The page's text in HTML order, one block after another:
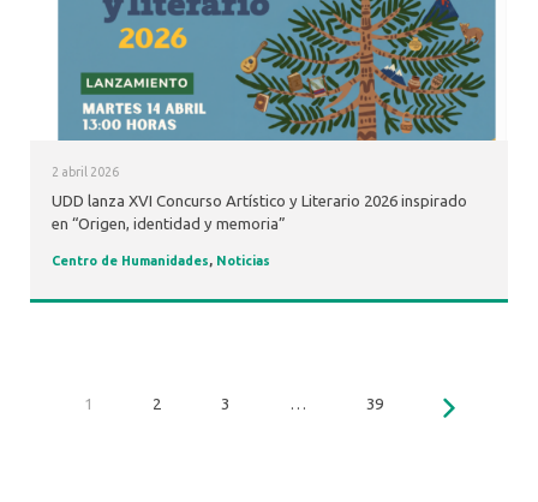
2 abril 2026
UDD lanza XVI Concurso Artístico y Literario 2026 inspirado
en “Origen, identidad y memoria”
Centro de Humanidades, Noticias
1 2 3 … 39